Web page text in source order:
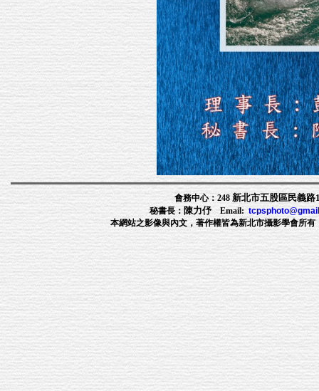
會務中心：248 新北市五股區民義路
秘書長： 陳力伃 Email:
本網站之影像與內文，著作權皆為新北市攝影學會所